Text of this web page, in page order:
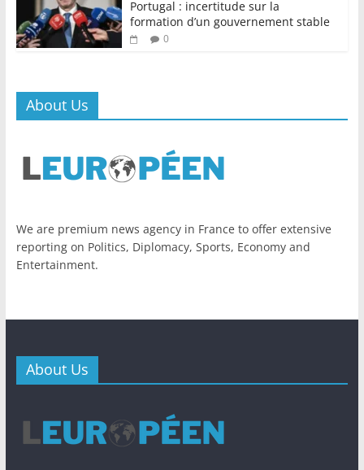
Portugal : incertitude sur la
formation d’un gouvernement stable
0
About Us
We are premium news agency in France to offer extensive
reporting on Politics, Diplomacy, Sports, Economy and
Entertainment.
About Us